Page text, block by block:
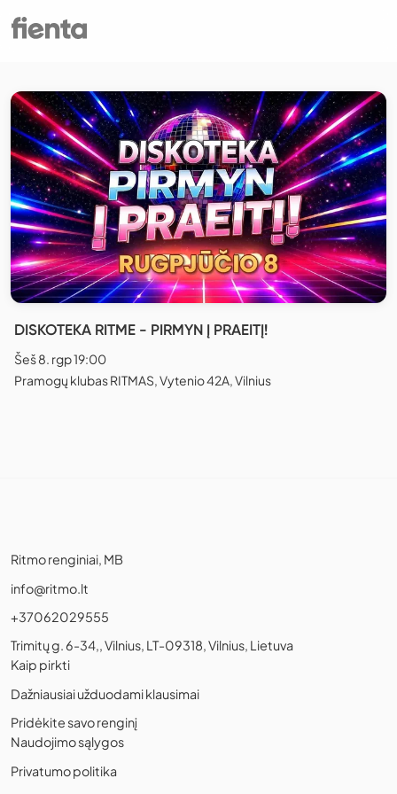
DISKOTEKA RITME - PIRMYN Į PRAEITĮ!
Šeš 8. rgp 19:00
Pramogų klubas RITMAS, Vytenio 42A, Vilnius
Ritmo renginiai, MB
info@ritmo.lt
+37062029555
Trimitų g. 6-34,, Vilnius, LT-09318, Vilnius, Lietuva
Kaip pirkti
Dažniausiai užduodami klausimai
Pridėkite savo renginį
Naudojimo sąlygos
Privatumo politika